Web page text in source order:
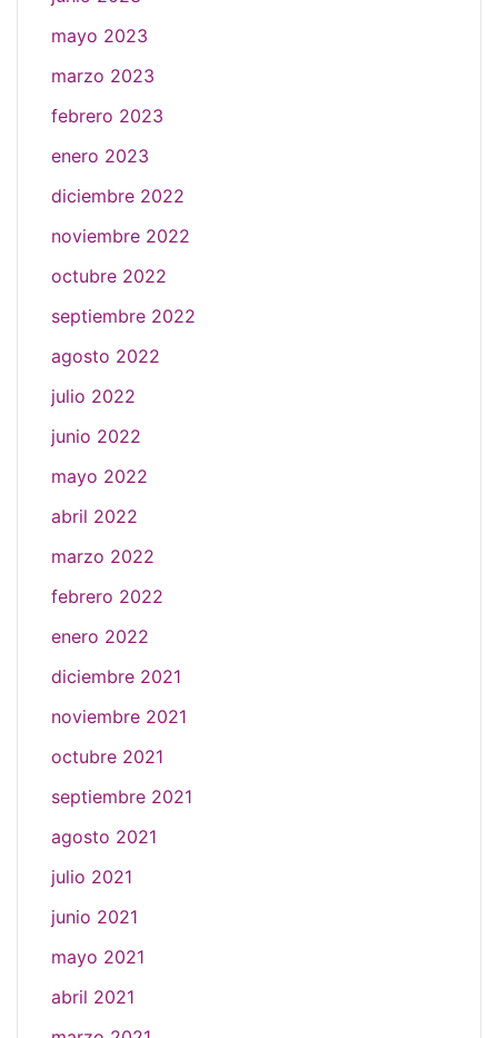
mayo 2023
marzo 2023
febrero 2023
enero 2023
diciembre 2022
noviembre 2022
octubre 2022
septiembre 2022
agosto 2022
julio 2022
junio 2022
mayo 2022
abril 2022
marzo 2022
febrero 2022
enero 2022
diciembre 2021
noviembre 2021
octubre 2021
septiembre 2021
agosto 2021
julio 2021
junio 2021
mayo 2021
abril 2021